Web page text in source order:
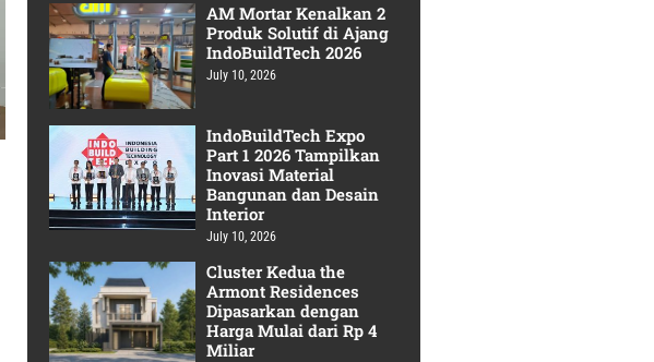
AM Mortar Kenalkan 2
Produk Solutif di Ajang
IndoBuildTech 2026
July 10, 2026
IndoBuildTech Expo
Part 1 2026 Tampilkan
Inovasi Material
Bangunan dan Desain
Interior
July 10, 2026
Cluster Kedua the
Armont Residences
Dipasarkan dengan
Harga Mulai dari Rp 4
Miliar